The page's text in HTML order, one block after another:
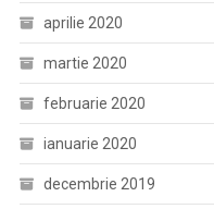
aprilie 2020
martie 2020
februarie 2020
ianuarie 2020
decembrie 2019